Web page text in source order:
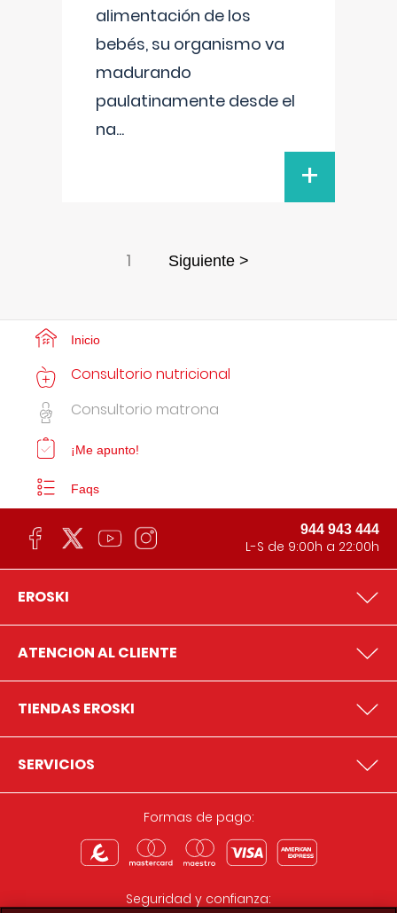
alimentación de los
bebés, su organismo va
madurando
paulatinamente desde el
na...
+
1 Siguiente >
Inicio
Consultorio nutricional
Consultorio matrona
¡Me apunto!
Faqs
944 943 444
L-S de 9:00h a 22:00h
EROSKI
ATENCION AL CLIENTE
TIENDAS EROSKI
SERVICIOS
Formas de pago:
Seguridad y confianza: